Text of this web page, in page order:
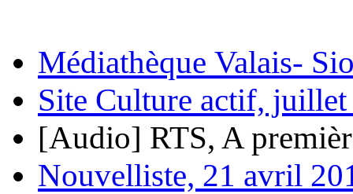
Médiathèque Valais-
Site Culture actif, juillet
[Audio] RTS, A
Nouvelliste, 21 avril